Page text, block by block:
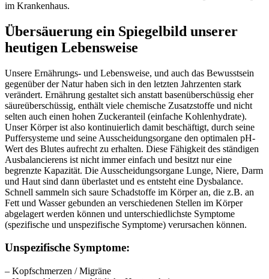
im Krankenhaus.
Übersäuerung ein Spiegelbild unserer
heutigen Lebensweise
Unsere Ernährungs- und Lebensweise, und auch das Bewusstsein
gegenüber der Natur haben sich in den letzten Jahrzenten stark
verändert. Ernährung gestaltet sich anstatt basenüberschüssig eher
säureüberschüssig, enthält viele chemische Zusatzstoffe und nicht
selten auch einen hohen Zuckeranteil (einfache Kohlenhydrate).
Unser Körper ist also kontinuierlich damit beschäftigt, durch seine
Puffersysteme und seine Ausscheidungsorgane den optimalen pH-
Wert des Blutes aufrecht zu erhalten. Diese Fähigkeit des ständigen
Ausbalancierens ist nicht immer einfach und besitzt nur eine
begrenzte Kapazität. Die Ausscheidungsorgane Lunge, Niere, Darm
und Haut sind dann überlastet und es entsteht eine Dysbalance.
Schnell sammeln sich saure Schadstoffe im Körper an, die z.B. an
Fett und Wasser gebunden an verschiedenen Stellen im Körper
abgelagert werden können und unterschiedlichste Symptome
(spezifische und unspezifische Symptome) verursachen können.
Unspezifische Symptome:
– Kopfschmerzen / Migräne